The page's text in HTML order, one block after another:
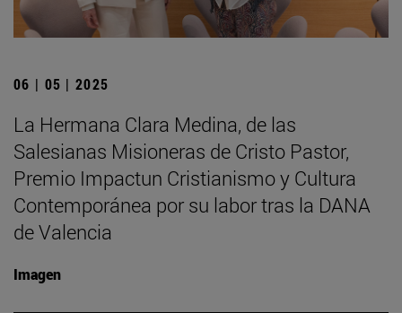
06 | 05 | 2025
La Hermana Clara Medina, de las
Salesianas Misioneras de Cristo Pastor,
Premio Impactun Cristianismo y Cultura
Contemporánea por su labor tras la DANA
de Valencia
Imagen